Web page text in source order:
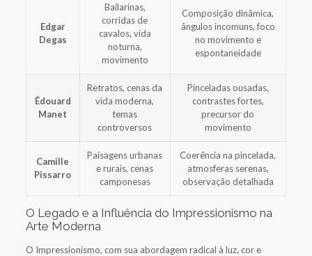
Edgar
Degas
Bailarinas,
corridas de
cavalos, vida
noturna,
movimento
Composição dinâmica,
ângulos incomuns, foco
no movimento e
espontaneidade
Édouard
Manet
Retratos, cenas da
vida moderna,
temas
controversos
Pinceladas ousadas,
contrastes fortes,
precursor do
movimento
Camille
Pissarro
Paisagens urbanas
e rurais, cenas
camponesas
Coerência na pincelada,
atmosferas serenas,
observação detalhada
O Legado e a Influência do Impressionismo na
Arte Moderna
O Impressionismo, com sua abordagem radical à luz, cor e